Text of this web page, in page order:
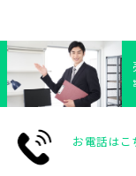
離婚手続き
空き家の対処
資産運用・物件管理
トラブル物件お電話はこ